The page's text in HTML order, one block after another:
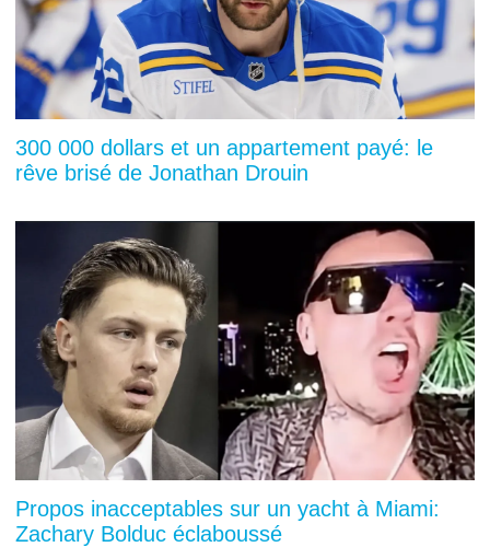
300 000 dollars et un appartement payé: le
rêve brisé de Jonathan Drouin
Propos inacceptables sur un yacht à Miami:
Zachary Bolduc éclaboussé